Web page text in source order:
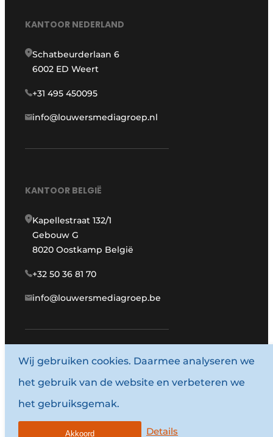
KANTOOR NEDERLAND
Schatbeurderlaan 6
6002 ED Weert
+31 495 450095
info@louwersmediagroep.nl
KANTOOR BELGIË
Kapellestraat 132/1
Gebouw G
8020 Oostkamp België
+32 50 36 81 70
info@louwersmediagroep.be
www.louwersmediagroep.com
© 1987 - 2026 Louwersmediagroep.
Algemene voorwaarden
Wij gebruiken cookies. Daarmee analyseren we
het gebruik van de website en verbeteren we
het gebruiksgemak.
Details
Akkoord